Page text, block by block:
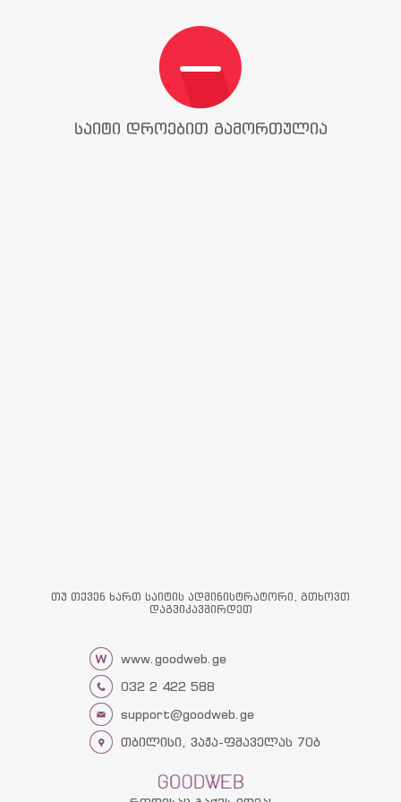
საიტი დროებით გამორთულია
თუ თქვენ ხართ საიტის ადმინისტრატორი, გთხოვთ
დაგვიკავშირდეთ
www.goodweb.ge
032 2 422 588
support@goodweb.ge
თბილისი, ვაჟა-ფშაველას 70ბ